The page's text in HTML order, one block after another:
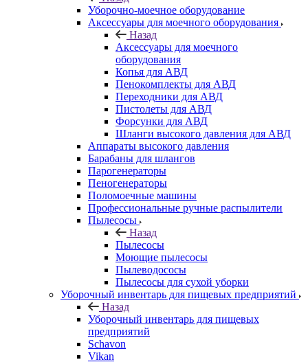
Уборочно-моечное оборудование
Аксессуары для моечного оборудования
Назад
Аксессуары для моечного
оборудования
Копья для АВД
Пенокомплекты для АВД
Переходники для АВД
Пистолеты для АВД
Форсунки для АВД
Шланги высокого давления для АВД
Аппараты высокого давления
Барабаны для шлангов
Парогенераторы
Пеногенераторы
Поломоечные машины
Профессиональные ручные распылители
Пылесосы
Назад
Пылесосы
Моющие пылесосы
Пылеводососы
Пылесосы для сухой уборки
Уборочный инвентарь для пищевых предприятий
Назад
Уборочный инвентарь для пищевых
предприятий
Schavon
Vikan